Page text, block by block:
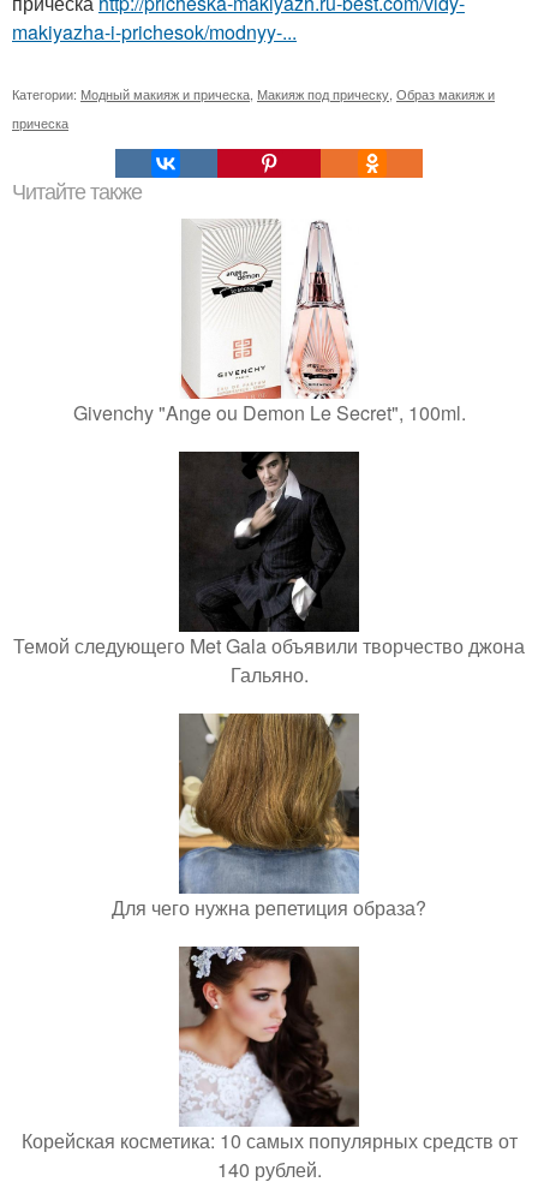
makiyazha-i-prichesok/modnyy-...
Категории: Модный макияж и прическа Макияж под прическу Образ макияж и
прическа
Читайте также
Givenchy "Ange ou Demon Le Secret", 100ml.
Темой следующего Met Gala объявили творчество джона
Гальяно.
Для чего нужна репетиция образа?
Корейская косметика: 10 самых популярных средств от
140 рублей.